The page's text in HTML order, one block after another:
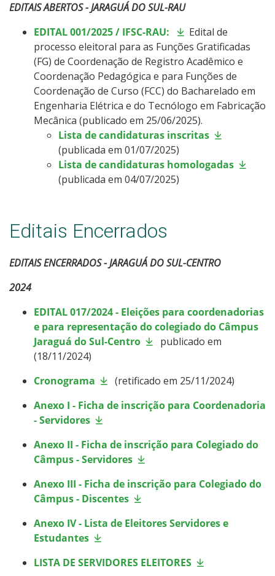
EDITAIS ABERTOS - JARAGUÁ DO SUL-RAU
EDITAL 001/2025/ IFSC-RAU:
Edital de
processo eleitoral para as Funções Gratificadas
(FG) de Coordenação de Registro Acadêmico e
Coordenação Pedagógica e para Funções de
Coordenação de Curso (FCC) do Bacharelado em
Engenharia Elétrica e do Tecnólogo em Fabricação
Mecânica (publicado em 25/06/2025).
Lista de candidaturas inscritas
(publicada em 01/07/2025)
Lista de candidaturas homologadas
(publicada em 04/07/2025)
Editais Encerrados
EDITAIS ENCERRADOS - JARAGUÁ DO SUL-CENTRO
2024
EDITAL 017/2024- Eleições para coordenadorias
e para representação do colegiado do Câmpus
Jaraguá do Sul-Centro
publicado em
(18/11/2024)
Cronograma
(retificado em 25/11/2024)
Anexo I - Ficha de inscrição para Coordenadoria
- Servidores
Anexo II - Ficha de inscrição para Colegiado do
Câmpus - Servidores
Anexo III - Ficha de inscrição para Colegiado do
Câmpus - Discentes
Anexo IV - Lista de Eleitores Servidores e
Estudantes
LISTA DE SERVIDORES ELEITORES